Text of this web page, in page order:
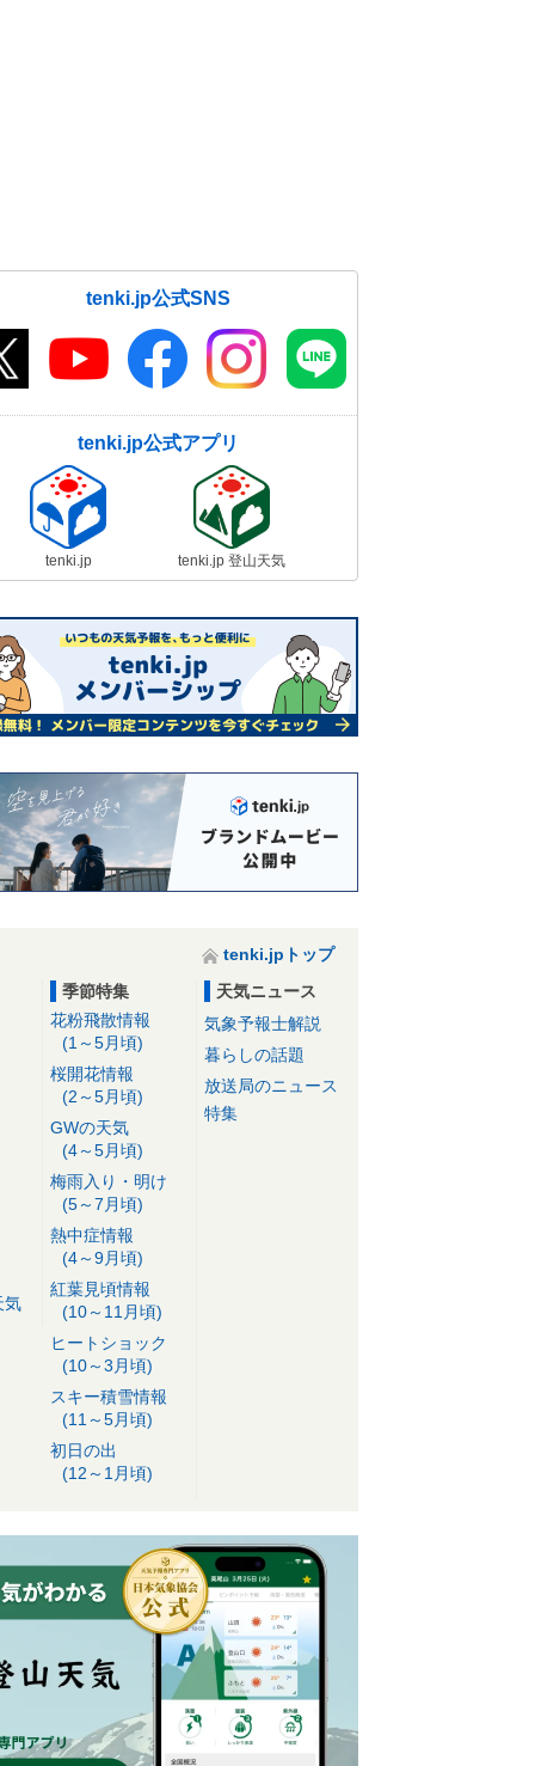
tenki.jp公式SNS
tenki.jp公式アプリ
tenki.jp tenki.jp 登山天気
tenki.jpトップ
気
季節特集
花粉飛散情報
(1～5月頃)
桜開花情報
(2～5月頃)
GWの天気
(4～5月頃)
梅雨入り・明け
(5～7月頃)
熱中症情報
(4～9月頃)
紅葉見頃情報
(10～11月頃)
ヒートショック
(10～3月頃)
スキー積雪情報
(11～5月頃)
初日の出
(12～1月頃)
天気ニュース
気象予報士解説
暮らしの話題
放送局のニュース
特集